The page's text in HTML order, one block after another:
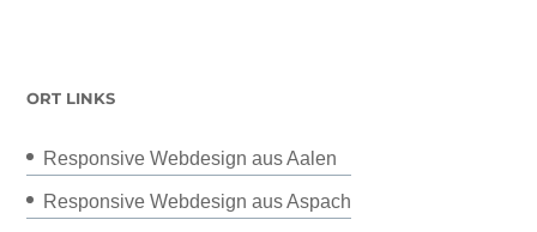
ORT LINKS
Responsive Webdesign aus Aalen
Responsive Webdesign aus Aspach